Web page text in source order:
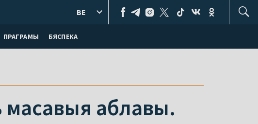
ПРАГРАМЫ БЯСПЕКА
BE
масавыя аблавы.